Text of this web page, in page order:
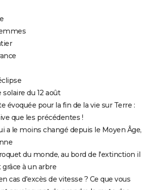
du 12 août
évoquée pour la fin de la vie sur Terre :
que les précédentes !
a le moins changé depuis le Moyen Âge,
du monde, au bord de l'extinction il
grâce à un arbre
cas d'excès de vitesse ? Ce que vous